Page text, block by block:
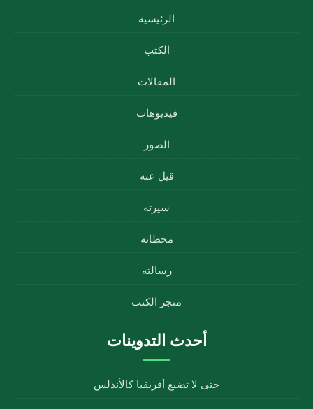
الرئيسية
الكتب
المقالات
فيديوهات
الصور
قيل عنه
سيرته
محطاته
رسالته
متجر الكتب
أحدث التدوينات
حتى لا تضيع أفريقيا كالأندلس